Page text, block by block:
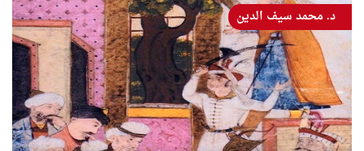
د. محمد سيف الدين